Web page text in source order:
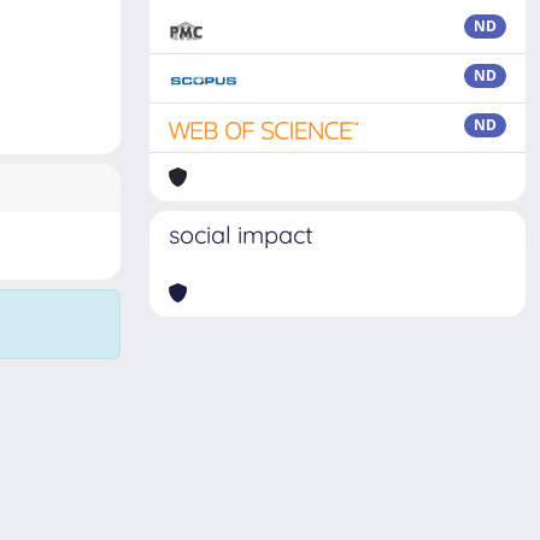
ND
ND
ND
social impact